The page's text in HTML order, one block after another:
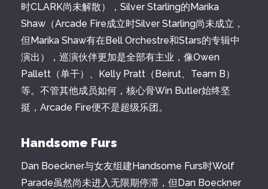
时CLARK尚未解散），Silver Starling的Marika
Shaw（Arcade Fire成立时Silver Starling尚未成立，
但Marika Shaw有在Bell Orchestre和Stars的专辑中
演出），巡演伙伴更加是全部有主业，像Owen
Pallett（单干）、Kelly Pratt（Beirut、Team B）
等。不管其他成员如何，核心骨Win Butler始终坚
挺，Arcade Fire便不是超级乐团。
Handsome Furs
Dan Boeckner与女友组建Handsome Furs时Wolf
Parade虽然尚未进入无限期停滞，但Dan Boeckner